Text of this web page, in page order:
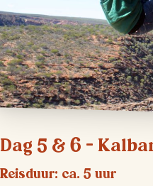
Dag 5 & 6 –
Reisduur: ca. 5 uur